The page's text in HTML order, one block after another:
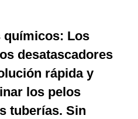
químicos: Los
desatascadores
rápida y
los pelos
tuberías. Sin